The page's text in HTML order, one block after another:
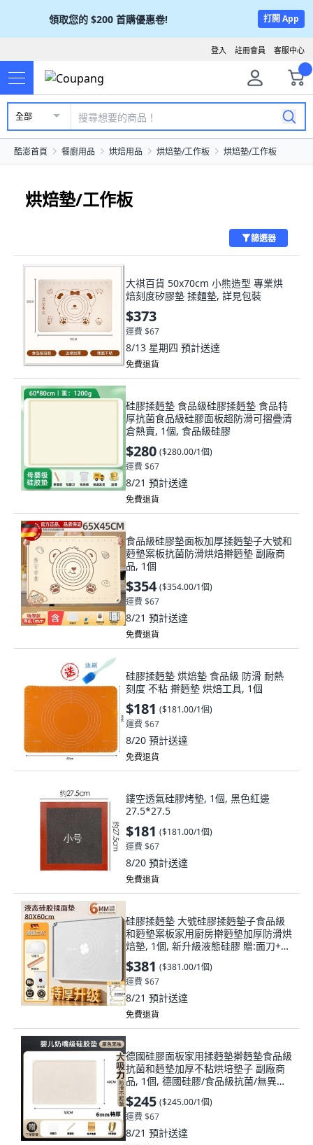
領取您的 $200 首購優惠卷! 打開 App
客服中心
註冊會員
登入
全部
酷澎首頁 餐廚用品 烘焙用品 烘焙墊/工作板 烘焙墊/工作板
烘焙墊/工作板
篩選器
大祺百貨 50x70cm 小熊造型 專業烘
焙刻度矽膠墊 揉麵墊, 詳見包裝
$373
運費 $67
8/13 星期四 預計送達
免費退貨
硅膠揉麪墊 食品級硅膠揉麪墊 食品特
厚抗菌食品級硅膠面板超防滑可摺疊清
倉熱賣, 1個, 食品級硅膠
$280 ($280.00/1個)
運費 $67
8/21 預計送達
免費退貨
食品級硅膠墊面板加厚揉麪墊子大號和
麪墊案板抗菌防滑烘焙擀麪墊 副廠商
品, 1個
$354 ($354.00/1個)
運費 $67
8/21 預計送達
免費退貨
硅膠揉麪墊 烘焙墊 食品級 防滑 耐熱
刻度 不粘 擀麪墊 烘焙工具, 1個
$181 ($181.00/1個)
運費 $67
8/20 預計送達
免費退貨
鏤空透氣硅膠烤墊, 1個, 黑色紅邊
27.5*27.5
$181 ($181.00/1個)
運費 $67
8/20 預計送達
免費退貨
硅膠揉麪墊 大號硅膠揉麪墊子食品級
和麪墊案板家用廚房擀麪墊加厚防滑烘
焙墊, 1個, 新升級液態硅膠 贈:面刀+收
納袋+麪杖 ,新特厚6mm 大號:長70*寬
50cm
$381 ($381.00/1個)
運費 $67
8/21 預計送達
免費退貨
德國硅膠面板家用揉麪墊擀麪墊食品級
抗菌和麪墊加厚不粘烘培墊子 副廠商
品, 1個, 德國硅膠/食品級抗菌/無異味
揉麪墊,加厚4mm40*50cm
$245 ($245.00/1個)
運費 $67
8/21 預計送達